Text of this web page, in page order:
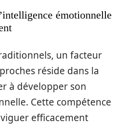
émotionnelle
un facteur
réside dans la
à développer son
Cette compétence
efficacement